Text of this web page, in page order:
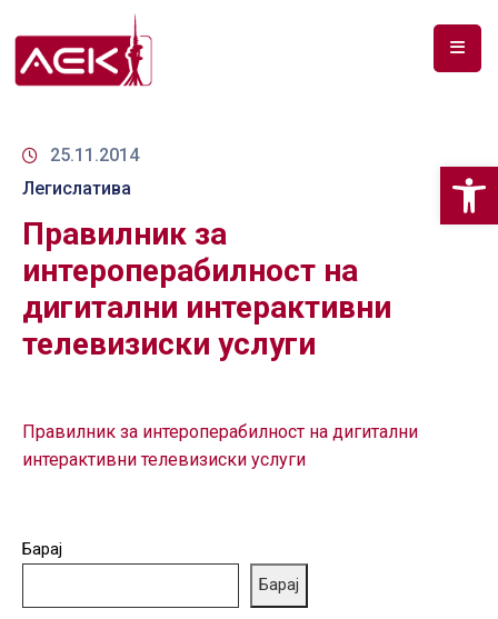
ЗА
ДОКУМЕНТИ
РФ
СПЕКТАР
ТЕЛЕКОМУНИКАЦИИ
НА
ПАЗАР
КОРИСНИЦИ
ЈАВНИ
25.11.2014
Легислатива
Правилник за
интероперабилност на
дигитални интерактивни
телевизиски услуги
Правилник за интероперабилност на дигитални
интерактивни телевизиски услуги
Барај
Барај